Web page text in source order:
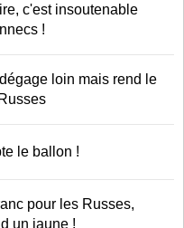
c'est insoutenable
!
loin mais rend le
le ballon !
pour les Russes,
un jaune !